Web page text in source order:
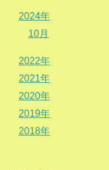
2024年
10月
2022年
2021年
2020年
2019年
2018年